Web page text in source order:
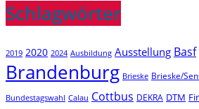
Schlagwörter
2019 2020 2024 Ausbildung Ausstellung Basf
Brandenburg Brieske Brieske/
Bundestagswahl Calau Cottbus DEKRA DTM